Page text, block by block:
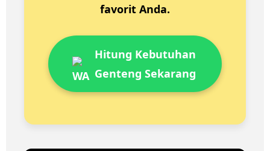
favorit Anda.
Hitung Kebutuhan
Genteng Sekarang